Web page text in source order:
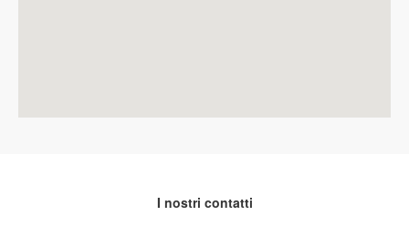
I nostri contatti